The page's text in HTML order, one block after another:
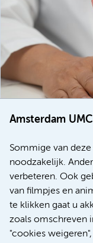
Amsterdam
Sommige van
noodzakelijk.
verbeteren. Ook
van filmpjes en
te klikken gaat u
zoals omschreven
"cookies
voor patiënten
Kanker